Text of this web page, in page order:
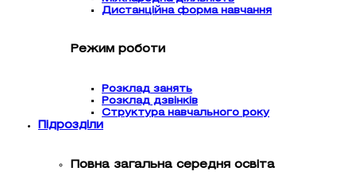
Дистанційна форма навчання
Режим роботи
Розклад занять
Розклад дзвінків
Структура навчального року
Підрозділи
Повна загальна середня освіта